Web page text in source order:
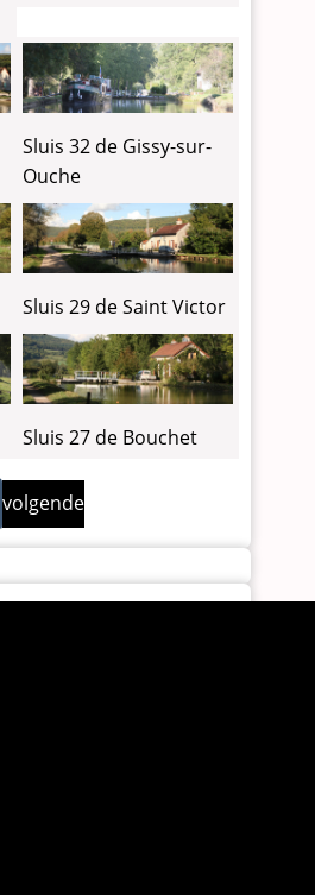
Sluis 32 de Gissy-sur-
Ouche
Sluis 29 de Saint Victor
Sluis 27 de Bouchet
Volgende
pagina
volgende